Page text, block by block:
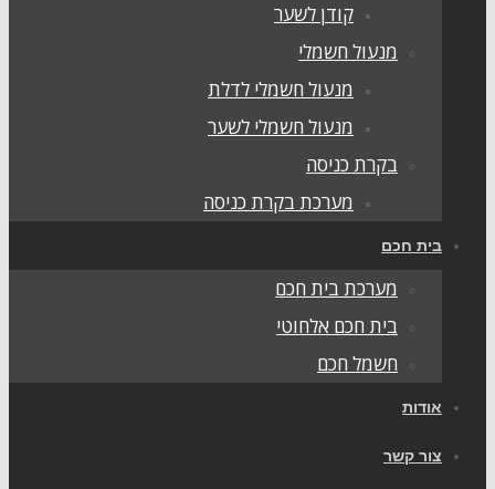
קודן לשער
מנעול חשמלי
מנעול חשמלי לדלת
מנעול חשמלי לשער
בקרת כניסה
מערכת בקרת כניסה
בית חכם
מערכת בית חכם
בית חכם אלחוטי
חשמל חכם
אודות
צור קשר